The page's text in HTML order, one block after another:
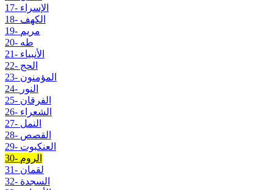
17- الإسراء
18- الكهف
19- مريم
20- طه
21- الأنبياء
22- الحج
23- المؤمنون
24- النور
25- الفرقان
26- الشعراء
27- النمل
28- القصص
29- العنكبوت
30- الروم
31- لقمان
32- السجدة